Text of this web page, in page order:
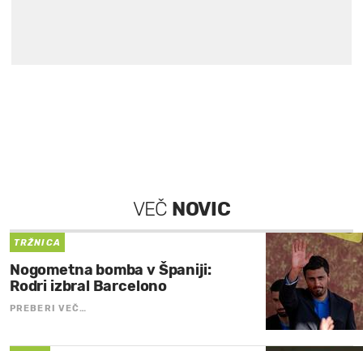
VEČ NOVIC
TRŽNICA
Nogometna bomba v Španiji:
Rodri izbral Barcelono
PREBERI VEČ…